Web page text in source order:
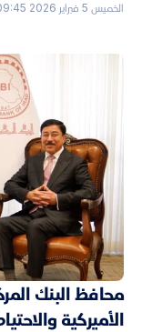
الخميس 5 فبراير 2026 09:45 م
محافظ البنك
الأميركية